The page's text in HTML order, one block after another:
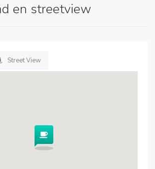
en streetview
Street View